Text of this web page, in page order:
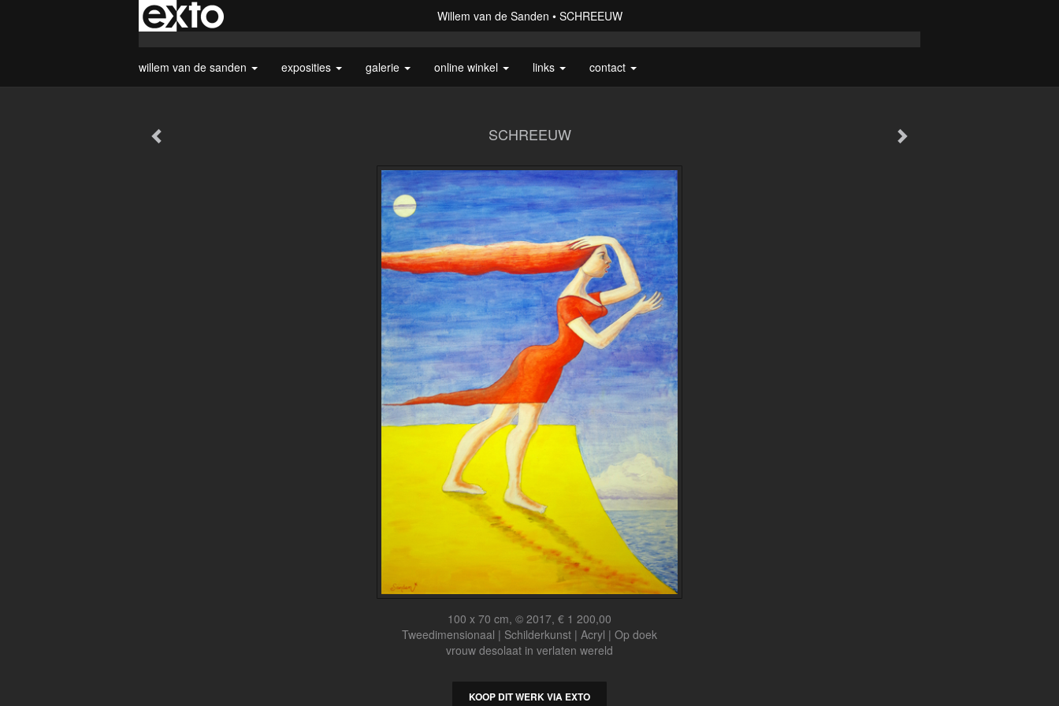
Willem van de Sanden SCHREEUW
willem van de sanden exposities galerie online winkel links contact
SCHREEUW
100 x 70 cm, © 2017, € 1 200,00
Tweedimensionaal | Schilderkunst | Acryl | Op doek
vrouw desolaat in verlaten wereld
KOOP DIT WERK VIA EXTO